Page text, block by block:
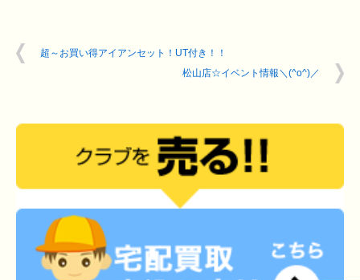
超～お買い得アイアンセット！UT付き！！
松山店☆イベント情報＼(^o^)／